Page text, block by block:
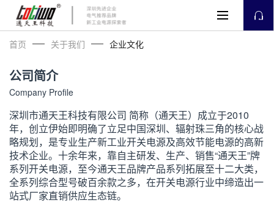
首页 关于我们 企业文化
公司简介
Company Profile
深圳市通天王科技有限公司 简称（通天王）成立于2010
年，创立伊始即明确了立足中国深圳、辐射珠三角的核心战
略规划，是专业生产新工业开关电源及高效节能电源的高新
技术企业。十余年来，靠自主研发、生产、销售“通天王”牌
系列开关电源，至今通天王品牌产品系列拓展至十二大类，
全系列综合型号破百余款之多，在开关电源行业中缔造出一
站式厂家直销供应生态链。